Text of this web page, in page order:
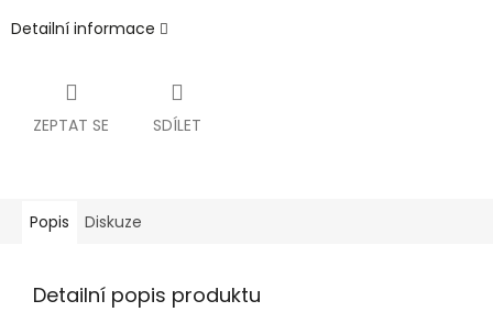
Detailní informace
ZEPTAT SE SDÍLET
Popis Diskuze
Detailní popis produktu